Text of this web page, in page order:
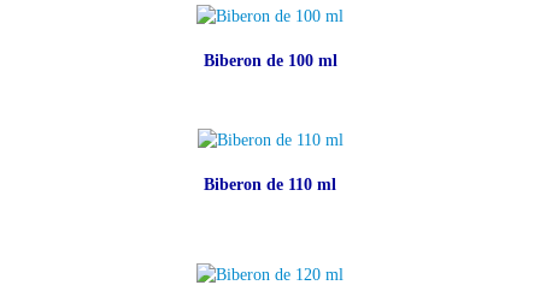
Biberon de 100 ml
Biberon de 110 ml